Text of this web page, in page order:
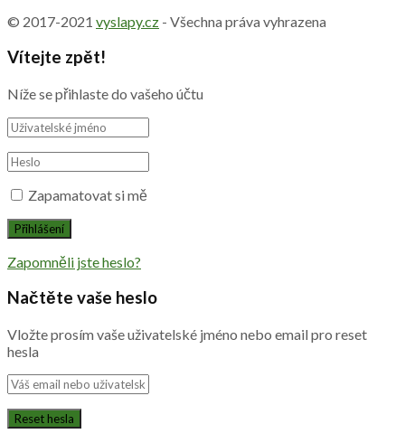
© 2017-2021 vyslapy.cz - Všechna práva vyhrazena
Vítejte zpět!
Níže se přihlaste do vašeho účtu
Zapamatovat si mě
Zapomněli jste heslo?
Načtěte vaše heslo
Vložte prosím vaše uživatelské jméno nebo email pro reset
hesla